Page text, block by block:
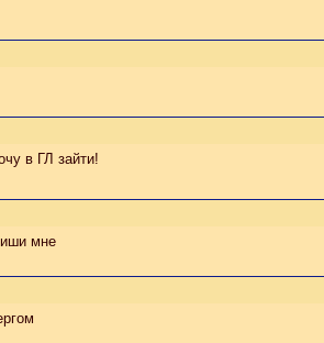
в ГЛ зайти!
мне